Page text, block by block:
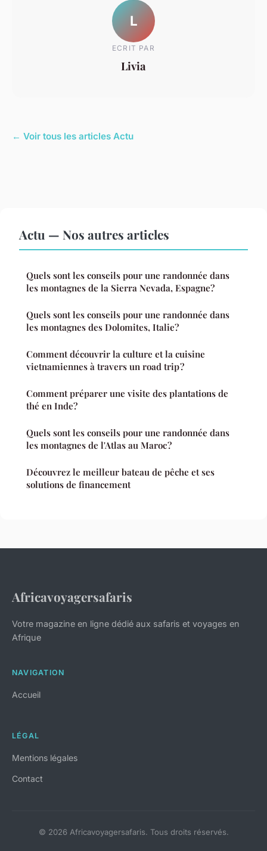
L
ECRIT PAR
Livia
← Voir tous les articles Actu
Actu — Nos autres articles
Quels sont les conseils pour une randonnée dans
les montagnes de la Sierra Nevada, Espagne?
Quels sont les conseils pour une randonnée dans
les montagnes des Dolomites, Italie?
Comment découvrir la culture et la cuisine
vietnamiennes à travers un road trip ?
Comment préparer une visite des plantations de
thé en Inde?
Quels sont les conseils pour une randonnée dans
les montagnes de l'Atlas au Maroc ?
Découvrez le meilleur bateau de pêche et ses
solutions de financement
Africavoyagersafaris
Votre magazine en ligne dédié aux safaris et voyages en
Afrique
NAVIGATION
Accueil
LÉGAL
Mentions légales
Contact
© 2026 Africavoyagersafaris. Tous droits réservés.